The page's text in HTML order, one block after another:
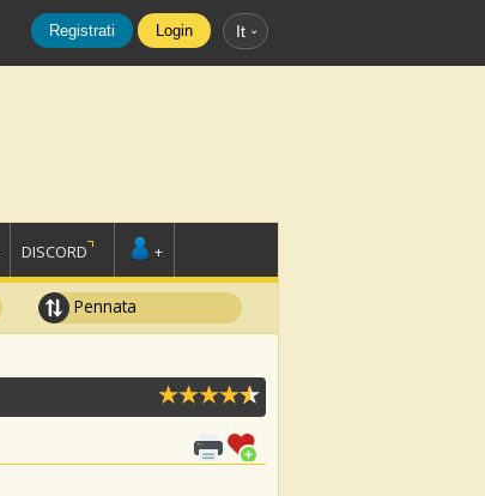
Registrati Login It
DISCORD +
Pennata